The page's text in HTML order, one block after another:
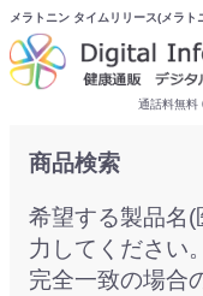
メラトニン タイムリリース(メラト
通話料無料
商品検索
希望する製品名(
力してください。
完全一致の場合